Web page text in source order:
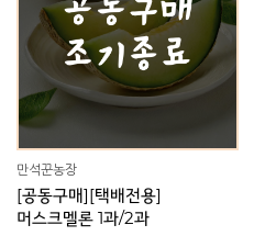
만석꾼농장
[공동구매][택배전용]
머스크멜론 1과/2과